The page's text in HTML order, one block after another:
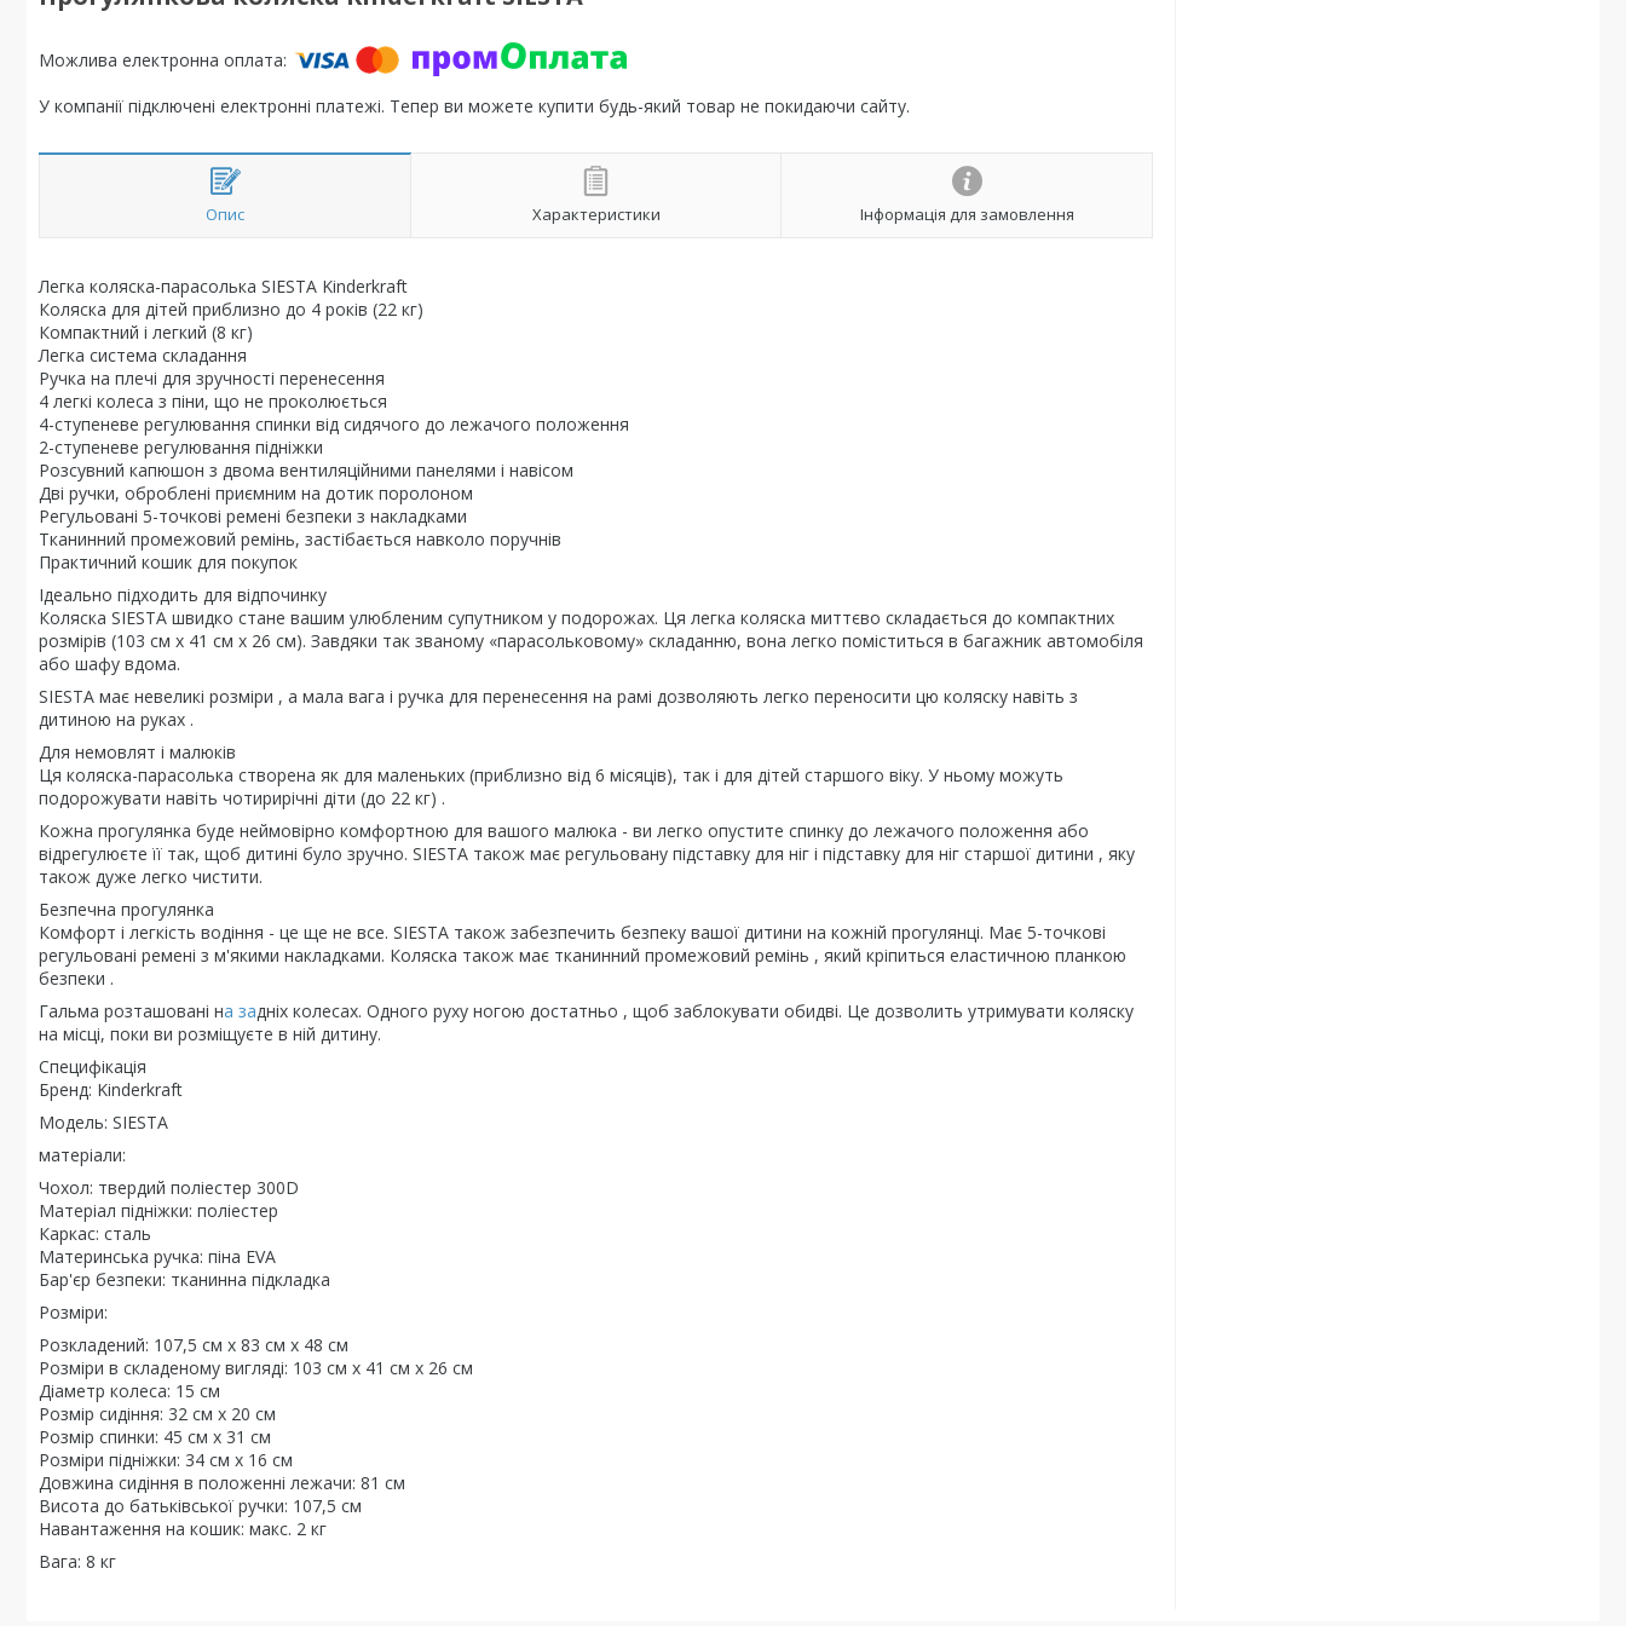
У компанії підключені електронні платежі. Тепер ви можете купити будь-який товар не покидаючи сайту.
Опис Характеристики Інформація для замовлення
Легка коляска-парасолька SIESTA Kinderkraft
Коляска для дітей приблизно до 4 років (22 кг)
Компактний і легкий (8 кг)
Легка система складання
Ручка на плечі для зручності перенесення
4 легкі колеса з піни, що не проколюється
4-ступеневе регулювання спинки від сидячого до лежачого положення
2-ступеневе регулювання підніжки
Розсувний капюшон з двома вентиляційними панелями і навісом
Дві ручки, оброблені приємним на дотик поролоном
Регульовані 5-точкові ремені безпеки з накладками
Тканинний промежовий ремінь, застібається навколо поручнів
Практичний кошик для покупок
Ідеально підходить для відпочинку
Коляска SIESTA швидко стане вашим улюбленим супутником у подорожах. Ця легка коляска миттєво складається до компактних
розмірів (103 см x 41 см x 26 см). Завдяки так званому «парасольковому» складанню, вона легко поміститься в багажник автомобіля
або шафу вдома.
SIESTA має невеликі розміри , а мала вага і ручка для перенесення на рамі дозволяють легко переносити цю коляску навіть з
дитиною на руках .
Для немовлят і малюків
Ця коляска-парасолька створена як для маленьких (приблизно від 6 місяців), так і для дітей старшого віку. У ньому можуть
подорожувати навіть чотирирічні діти (до 22 кг) .
Кожна прогулянка буде неймовірно комфортною для вашого малюка - ви легко опустите спинку до лежачого положення або
відрегулюєте її так, щоб дитині було зручно. SIESTA також має регульовану підставку для ніг і підставку для ніг старшої дитини , яку
також дуже легко чистити.
Безпечна прогулянка
Комфорт і легкість водіння - це ще не все. SIESTA також забезпечить безпеку вашої дитини на кожній прогулянці. Має 5-точкові
регульовані ремені з м'якими накладками. Коляска також має тканинний промежовий ремінь , який кріпиться еластичною планкою
безпеки .
Гальма розташовані на задніх колесах. Одного руху ногою достатньо , щоб заблокувати обидві. Це дозволить утримувати коляску
на місці, поки ви розміщуєте в ній дитину.
Специфікація
Бренд: Kinderkraft
Модель: SIESTA
матеріали:
Чохол: твердий поліестер 300D
Матеріал підніжки: поліестер
Каркас: сталь
Материнська ручка: піна EVA
Бар'єр безпеки: тканинна підкладка
Розміри:
Розкладений: 107,5 см x 83 см x 48 см
Розміри в складеному вигляді: 103 см x 41 см x 26 см
Діаметр колеса: 15 см
Розмір сидіння: 32 см х 20 см
Розмір спинки: 45 см х 31 см
Розміри підніжки: 34 см х 16 см
Довжина сидіння в положенні лежачи: 81 см
Висота до батьківської ручки: 107,5 см
Навантаження на кошик: макс. 2 кг
Вага: 8 кг